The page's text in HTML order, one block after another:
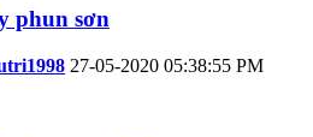
phun sơn
27-05-2020 05:38:55 PM